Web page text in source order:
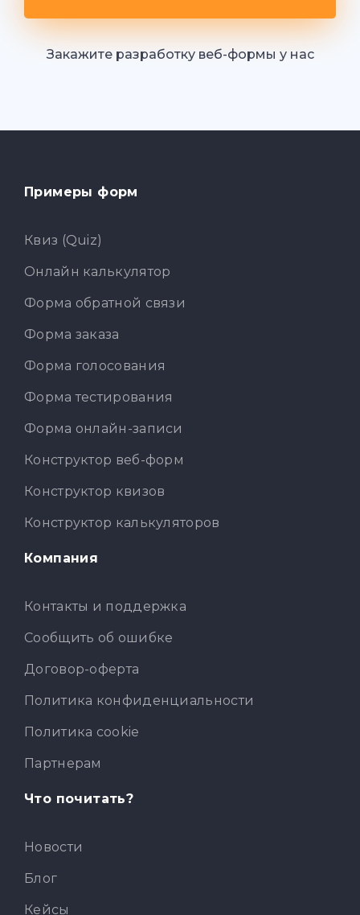
Закажите разработку веб-формы у нас
Примеры форм
Квиз (Quiz)
Онлайн калькулятор
Форма обратной связи
Форма заказа
Форма голосования
Форма тестирования
Форма онлайн-записи
Конструктор веб-форм
Конструктор квизов
Конструктор калькуляторов
Компания
Контакты и поддержка
Сообщить об ошибке
Договор-оферта
Политика конфиденциальности
Политика cookie
Партнерам
Что почитать?
Новости
Блог
Кейсы